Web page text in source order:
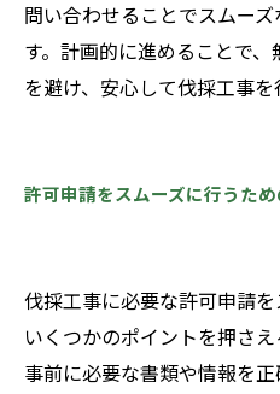
問い合わせることでスムー
す。計画的に進めることで
を避け、安心して伐採工事を
許可申請をスムーズに行うた
伐採工事に必要な許可申請を
いくつかのポイントを押さえ
事前に必要な書類や情報を